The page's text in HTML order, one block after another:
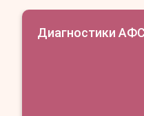
Диагностики АФС